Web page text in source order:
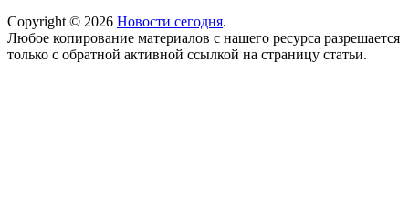
Copyright © 2026 Новости сегодня.
Любое копирование материалов с нашего ресурса разрешается
только с обратной активной ссылкой на страницу статьи.